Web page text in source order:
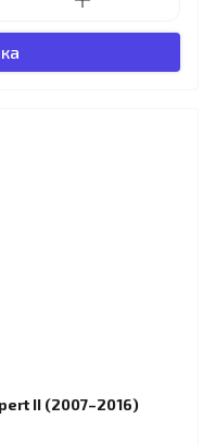
II (2007–2016)